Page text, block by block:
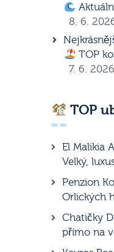
8. 6.
TOP
7. 6. 2026
TOP
El Malikia
Velký,
Penzion
Orlických
Chatičky
přímo na